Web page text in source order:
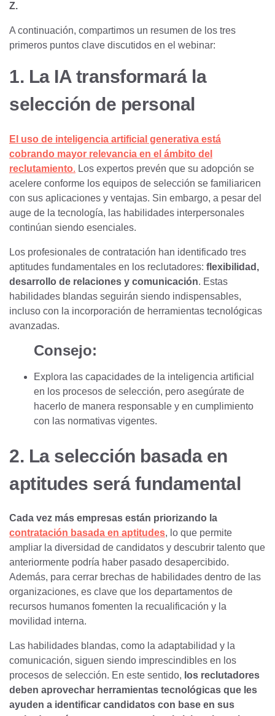
Z.
A continuación, compartimos un resumen de los tres
primeros puntos clave discutidos en el webinar:
1. La IA transformará la
selección de personal
El uso de inteligencia artificial generativa está
cobrando mayor relevancia en el ámbito del
reclutamiento. Los expertos prevén que su adopción se
acelere conforme los equipos de selección se familiaricen
con sus aplicaciones y ventajas. Sin embargo, a pesar del
auge de la tecnología, las habilidades interpersonales
continúan siendo esenciales.
Los profesionales de contratación han identificado tres
aptitudes fundamentales en los reclutadores: flexibilidad,
desarrollo de relaciones y comunicación. Estas
habilidades blandas seguirán siendo indispensables,
incluso con la incorporación de herramientas tecnológicas
avanzadas.
Consejo:
Explora las capacidades de la inteligencia artificial
en los procesos de selección, pero asegúrate de
hacerlo de manera responsable y en cumplimiento
con las normativas vigentes.
2. La selección basada en
aptitudes será fundamental
Cada vez más empresas están priorizando la
contratación basada en aptitudes, lo que permite
ampliar la diversidad de candidatos y descubrir talento que
anteriormente podría haber pasado desapercibido.
Además, para cerrar brechas de habilidades dentro de las
organizaciones, es clave que los departamentos de
recursos humanos fomenten la recualificación y la
movilidad interna.
Las habilidades blandas, como la adaptabilidad y la
comunicación, siguen siendo imprescindibles en los
procesos de selección. En este sentido, los reclutadores
deben aprovechar herramientas tecnológicas que les
ayuden a identificar candidatos con base en sus